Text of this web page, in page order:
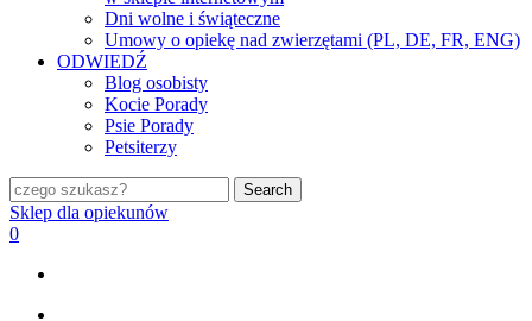
Dni wolne i świąteczne
Umowy o opiekę nad zwierzętami (PL, DE, FR, ENG)
ODWIEDŹ
Blog osobisty
Kocie Porady
Psie Porady
Petsiterzy
Search
Close
Search
Sklep dla opiekunów
search
0